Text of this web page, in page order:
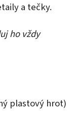
a tečky.
ho vždy
plastový hrot)